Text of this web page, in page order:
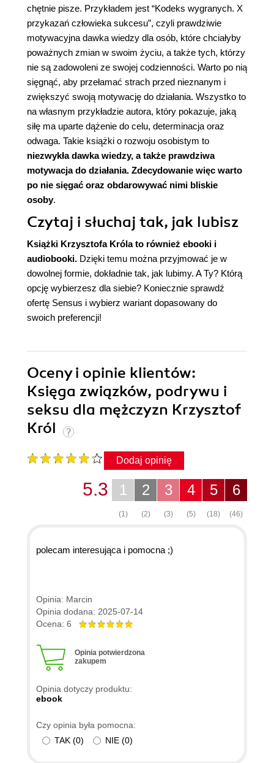
chętnie pisze. Przykładem jest “Kodeks wygranych. X
przykazań człowieka sukcesu”, czyli prawdziwie
motywacyjna dawka wiedzy dla osób, które chciałyby
poważnych zmian w swoim życiu, a także tych, którzy
nie są zadowoleni ze swojej codzienności. Warto po nią
sięgnąć, aby przełamać strach przed nieznanym i
zwiększyć swoją motywację do działania. Wszystko to
na własnym przykładzie autora, który pokazuje, jaką
siłę ma uparte dążenie do celu, determinacja oraz
odwaga. Takie książki o rozwoju osobistym to
niezwykła dawka wiedzy, a także prawdziwa
motywacja do działania. Zdecydowanie więc warto
po nie sięgać oraz obdarowywać nimi bliskie
osoby.
Czytaj i słuchaj tak, jak lubisz
Książki Krzysztofa Królato również ebooki i
audiobooki. Dzięki temu można przyjmować je w
dowolnej formie, dokładnie tak, jak lubimy. A Ty? Którą
opcję wybierzesz dla siebie? Koniecznie sprawdź
ofertę Sensus i wybierz wariant dopasowany do
swoich preferencji!
Oceny i opinie klientów:
Księga związków, podrywu i
seksu dla mężczyzn Krzysztof
Król
Dodaj opinię
6
(46)
5
(18)
4
(5)
3
(3)
2
(2)
1
(1)
5.3
polecam interesująca i pomocna ;)
Opinia: Marcin
Opinia dodana: 2025-07-14
Ocena: 6
Opinia potwierdzona
zakupem
Opinia dotyczy produktu:
ebook
Czy opinia była pomocna:
TAK (0) NIE (0)